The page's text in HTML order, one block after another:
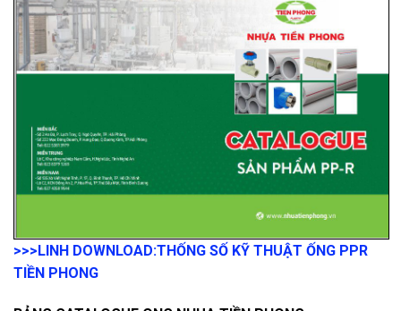
>>>LINH DOWNLOAD:THỐNG SỐ KỸ THUẬT ỐNG PPR
TIỀN PHONG